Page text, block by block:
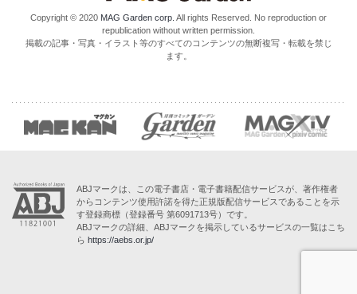
Copyright © 2020 MAG Garden corp. All rights Reserved. No reproduction or
republication without written permission.
掲載の記事・写真・イラスト等のすべてのコンテンツの無断複写・転載を禁じ
ます。
ABJマークは、この電子書店・電子書籍配信サービスが、著作権者
からコンテンツ使用許諾を得た正規版配信サービスであることを示
す登録商標（登録番号 第6091713号）です。
ABJマークの詳細、ABJマークを掲示しているサービスの一覧はこち
ら https://aebs.or.jp/